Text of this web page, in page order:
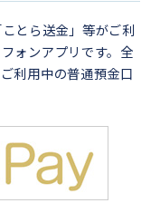
とら送金」等がご利
ォンアプリです。全
利用中の普通預金口